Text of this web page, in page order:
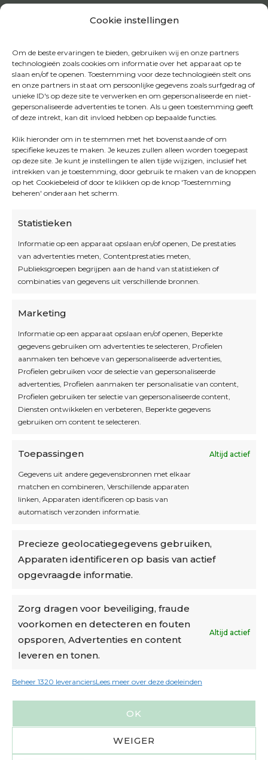
Cookie instellingen
Om de beste ervaringen te bieden, gebruiken wij en onze partners
technologieën zoals cookies om informatie over het apparaat op te
slaan en/of te openen. Toestemming voor deze technologieën stelt ons
en onze partners in staat om persoonlijke gegevens zoals surfgedrag of
unieke ID's op deze site te verwerken en om gepersonaliseerde en niet-
gepersonaliseerde advertenties te tonen. Als u geen toestemming geeft
of deze intrekt, kan dit invloed hebben op bepaalde functies.
Klik hieronder om in te stemmen met het bovenstaande of om
specifieke keuzes te maken. Je keuzes zullen alleen worden toegepast
op deze site. Je kunt je instellingen te allen tijde wijzigen, inclusief het
intrekken van je toestemming, door gebruik te maken van de knoppen
op het Cookiebeleid of door te klikken op de knop 'Toestemming
beheren' onderaan het scherm.
Statistieken
Informatie op een apparaat opslaan en/of openen, De prestaties
van advertenties meten, Contentprestaties meten,
Publieksgroepen begrijpen aan de hand van statistieken of
combinaties van gegevens uit verschillende bronnen.
Marketing
Informatie op een apparaat opslaan en/of openen, Beperkte
gegevens gebruiken om advertenties te selecteren, Profielen
aanmaken ten behoeve van gepersonaliseerde advertenties,
Profielen gebruiken voor de selectie van gepersonaliseerde
advertenties, Profielen aanmaken ter personalisatie van content,
Profielen gebruiken ter selectie van gepersonaliseerde content,
Diensten ontwikkelen en verbeteren, Beperkte gegevens
gebruiken om content te selecteren.
Toepassingen Altijd actief
Gegevens uit andere gegevensbronnen met elkaar
matchen en combineren, Verschillende apparaten
linken, Apparaten identificeren op basis van
automatisch verzonden informatie.
Precieze geolocatiegegevens gebruiken,
Apparaten identificeren op basis van actief
opgevraagde informatie.
Zorg dragen voor beveiliging, fraude
voorkomen en detecteren en fouten
opsporen, Advertenties en content
leveren en tonen.
Altijd actief
Beheer 1320 leveranciersLees meer over deze doeleinden
OK
WEIGER
Openingsuren
Blijf op de hoogte
Interesse in leuke kadotips of toffe acties?
Laat dan hier je mailadres achter.
Algemene voorwaarden
Cookiebeleid
Accountinstellingen
Verzending
€6,50-€7,50 via Bpost